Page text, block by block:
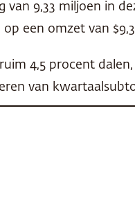
9,33 miljoen in
een omzet van
4,5 procent
van